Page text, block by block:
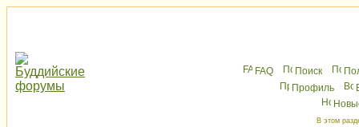
FAQ Поиск
Профиль
В этом